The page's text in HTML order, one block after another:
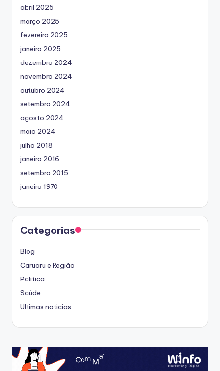
abril 2025
março 2025
fevereiro 2025
janeiro 2025
dezembro 2024
novembro 2024
outubro 2024
setembro 2024
agosto 2024
maio 2024
julho 2018
janeiro 2016
setembro 2015
janeiro 1970
Categorias
Blog
Caruaru e Região
Politica
Saúde
Ultimas noticias